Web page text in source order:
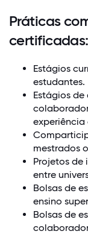
Práticas
certificadas:
Estágios
estudantes.
Estágios
mestrados
Projetos de
entre
Bolsas de
ensino
Bolsas de